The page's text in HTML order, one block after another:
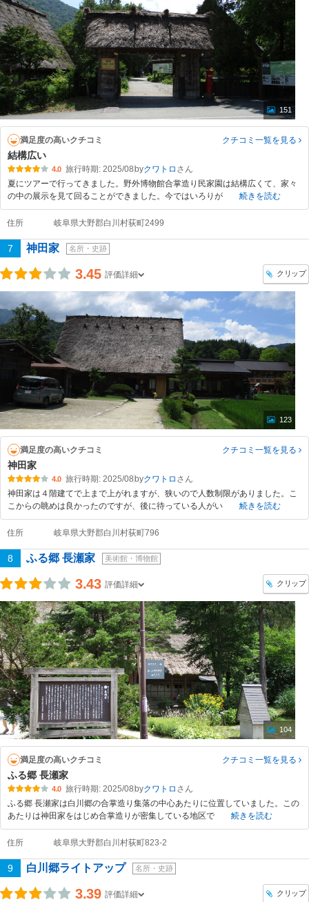
151
満足度の高いクチコミ クチコミ一覧を見る
結構広い
4.0 旅行時期: 2025/08 byクワトロ
夏にツアーで行ってきました。野外博物館合掌造り民家園は結構広くて、家々
の中の展示を見て回ることができました。今ではいろりが
続きを読む
住所 岐阜県大野郡白川村荻町2499
7 神田家 名所・史跡
3.45 評価詳細 クリップ
123
満足度の高いクチコミ クチコミ一覧を見る
神田家
4.0 旅行時期: 2025/08 byクワトロ
神田家は４階建てで上まで上がれますが、狭いので人数制限がありました。こ
こからの眺めは良かったのですが、後に待っている人がい
続きを読む
住所 岐阜県大野郡白川村荻町796
8 ふる郷 長瀬家 美術館・博物館
3.43 評価詳細 クリップ
104
満足度の高いクチコミ クチコミ一覧を見る
ふる郷 長瀬家
4.0 旅行時期: 2025/08 byクワトロ
ふる郷 長瀬家は白川郷の合掌造り集落の中心あたりに位置していました。この
あたりは神田家をはじめ合掌造りが密集している地区で
続きを読む
住所 岐阜県大野郡白川村荻町823-2
9 白川郷ライトアップ 名所・史跡
3.39 評価詳細 クリップ